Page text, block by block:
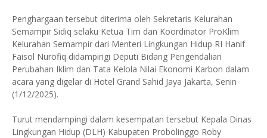
Penghargaan tersebut diterima oleh Sekretaris Kelurahan
Semampir Sidiq selaku Ketua Tim dan Koordinator ProKlim
Kelurahan Semampir dari Menteri Lingkungan Hidup RI Hanif
Faisol Nurofiq didampingi Deputi Bidang Pengendalian
Perubahan Iklim dan Tata Kelola Nilai Ekonomi Karbon dalam
acara yang digelar di Hotel Grand Sahid Jaya Jakarta, Senin
(1/12/2025).
Turut mendampingi dalam kesempatan tersebut Kepala Dinas
Lingkungan Hidup (DLH) Kabupaten Probolinggo Roby